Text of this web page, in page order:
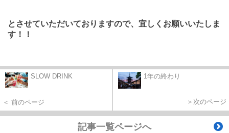
とさせていただいておりますので、 宜しくお願いいたしま
す！！
SLOW DRINK
＜ 前のページ
1年の終わり
＞次のページ
記事一覧ページへ